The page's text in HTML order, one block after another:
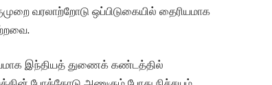
வரலாற்றோடு ஒப்பிடுகையில் தைரியமாக
இந்தியத் துணைக் கண்டத்தில்